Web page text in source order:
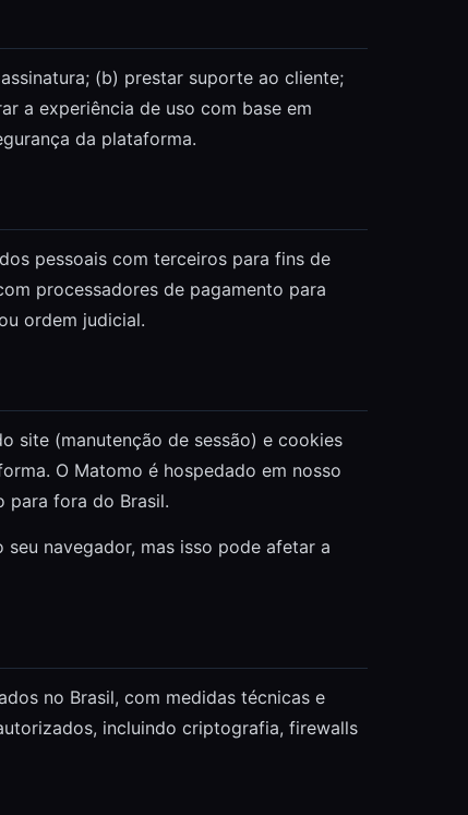
(b) prestar suporte ao cliente;
a experiência de uso com base em
da plataforma.
pessoais com terceiros para fins de
processadores de pagamento para
ordem judicial.
site (manutenção de sessão) e cookies
O Matomo é hospedado em nosso
para fora do Brasil.
navegador, mas isso pode afetar a
no Brasil, com medidas técnicas e
incluindo criptografia, firewalls